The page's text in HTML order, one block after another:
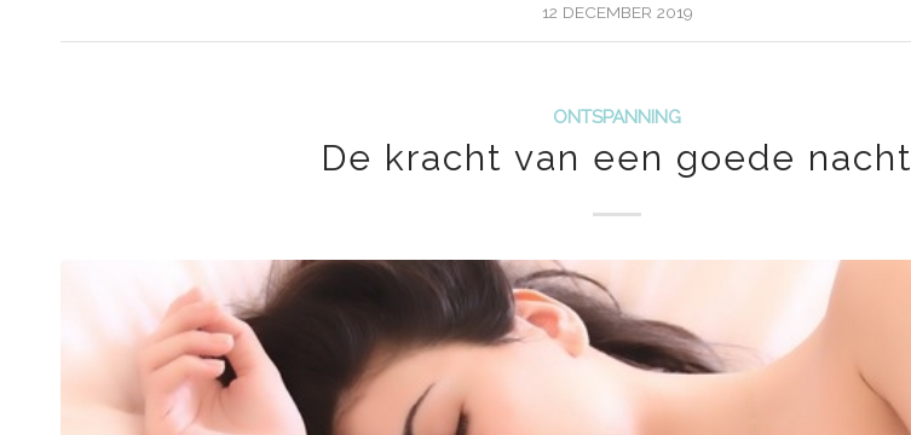
12 DECEMBER 2019
ONTSPANNING
De kracht van een goede nacht